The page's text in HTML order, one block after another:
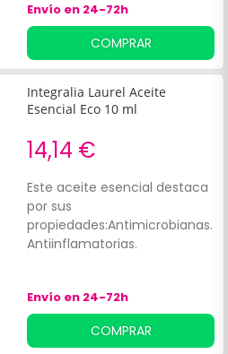
sensación relajante.
Asimismo, aplicado sobre la
piel ayuda a aliviar las
molestias musculares.
Contiene 15ml.
Envío en 24-72h
COMPRAR
Integralia Laurel Aceite
Esencial Eco 10 ml
14,14 €
Este aceite esencial destaca
por sus
propiedades:Antimicrobianas.
Antiinflamatorias.
Envío en 24-72h
COMPRAR